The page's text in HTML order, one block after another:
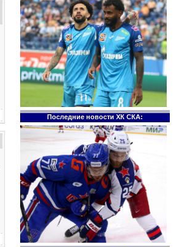
Последние новости ХК СКА: